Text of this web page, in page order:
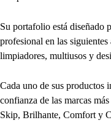
Su portafolio está diseñado
profesional en las
limpiadores, multiusos y
Cada uno de sus productos
confianza de las marcas
Skip, Brilhante, Comfort y